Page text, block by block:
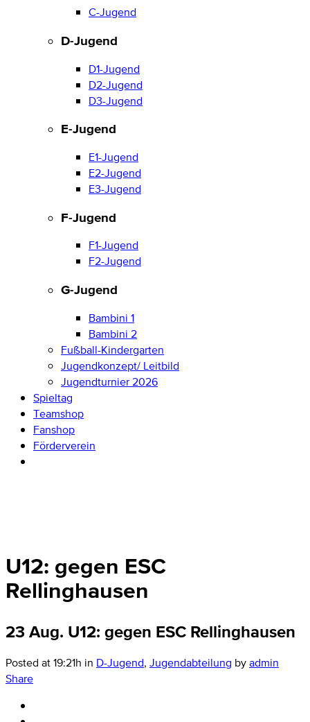
C-Jugend
D-Jugend
D1-Jugend
D2-Jugend
D3-Jugend
E-Jugend
E1-Jugend
E2-Jugend
E3-Jugend
F-Jugend
F1-Jugend
F2-Jugend
G-Jugend
Bambini 1
Bambini 2
Fußball-Kindergarten
Jugendkonzept/ Leitbild
Jugendturnier 2026
Spieltag
Teamshop
Fanshop
Förderverein
U12: gegen ESC
Rellinghausen
23 Aug. U12: gegen ESC Rellinghausen
Posted at 19:21h in D-Jugend, Jugendabteilung byadmin
Share